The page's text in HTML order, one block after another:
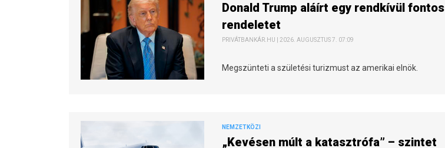
Donald Trump aláírt egy rendkívül fontos
rendeletet
PRIVÁTBANKÁR.HU | 2026. AUGUSZTUS 7. 07:09
Megszünteti a születési turizmust az amerikai elnök.
NEMZETKÖZI
„Kevésen múlt a katasztrófa” – szintet